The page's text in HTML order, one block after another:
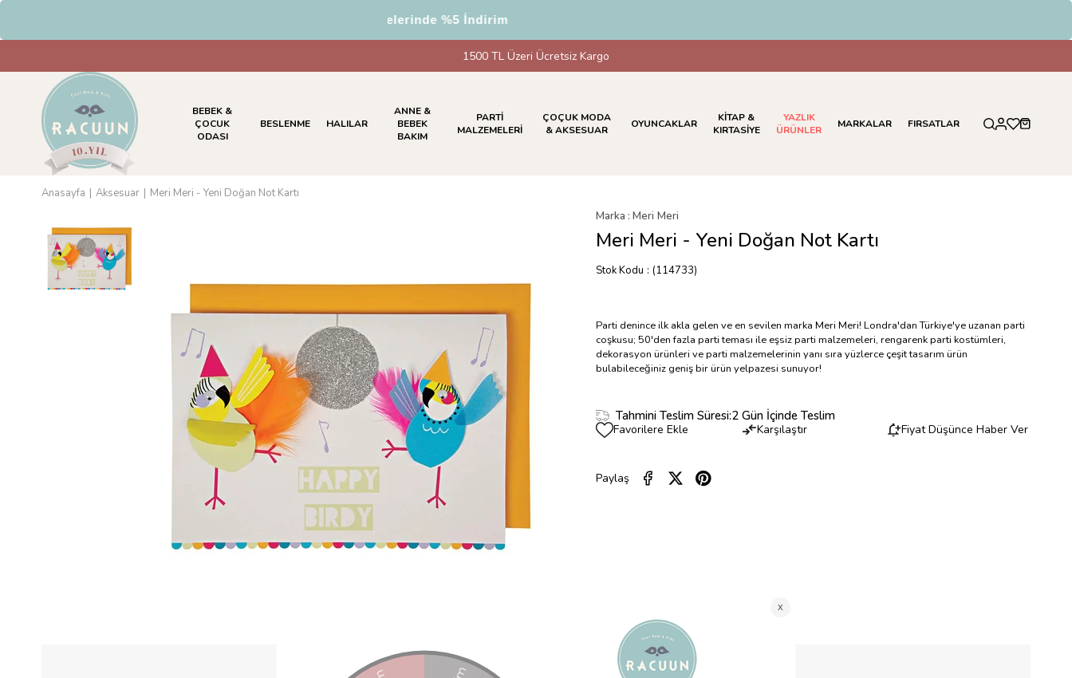
HAVALE & EFT Ödemelerinde %5 İndirim
1500 TL Üzeri Ücretsiz Kargo
BEBEK &
ÇOCUK
ODASI
BESLENME HALILAR
ANNE &
BEBEK
BAKIM
PARTİ
MALZEMELERİ
ÇOÇUK MODA
& AKSESUAR
OYUNCAKLAR
KİTAP &
KIRTASİYE
YAZLIK
ÜRÜNLER
MARKALAR FIRSATLAR
Anasayfa Aksesuar Meri Meri - Yeni Doğan Not Kartı
Marka : Meri Meri
Meri Meri - Yeni Doğan Not Kartı
Stok Kodu (114733)
Parti denince ilk akla gelen ve en sevilen marka Meri Meri! Londra'dan Türkiye'ye uzanan parti
coşkusu; 50'den fazla parti teması ile eşsiz parti malzemeleri, rengarenk parti kostümleri,
dekorasyon ürünleri ve parti malzemelerinin yanı sıra yüzlerce çeşit tasarım ürün
bulabileceğiniz geniş bir ürün yelpazesi sunuyor!
Tahmini Teslim Süresi:2 Gün İçinde Teslim
Favorilere Ekle Karşılaştır Fiyat Düşünce Haber Ver
Paylaş
ÜRÜN ÖZELLIKLERI ÜRÜN ÖNERILERI